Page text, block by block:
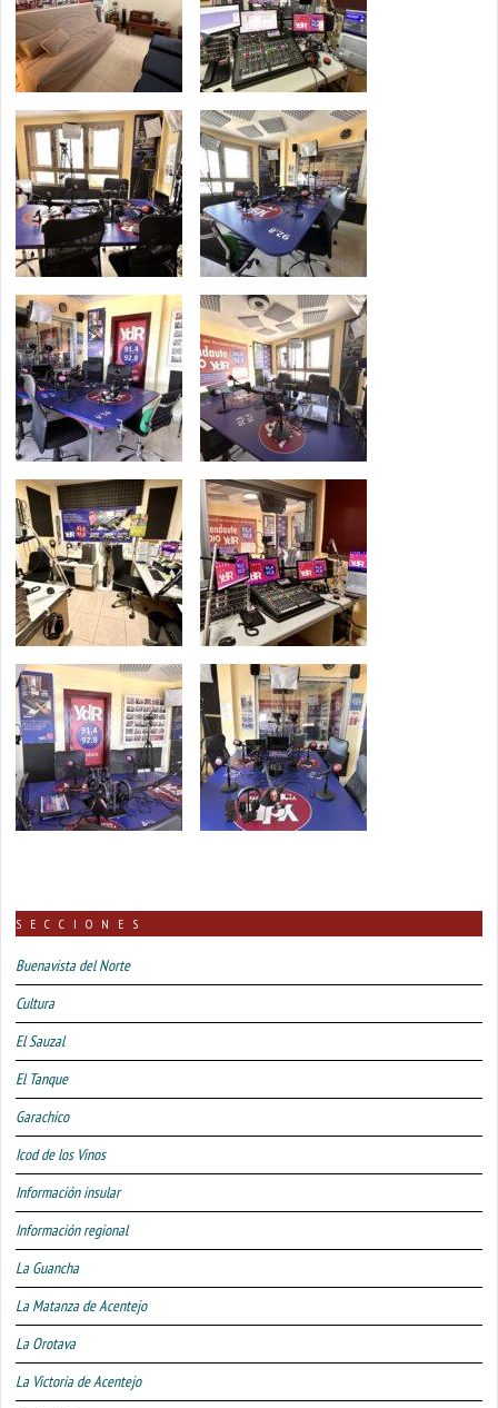
SECCIONES
Buenavista del Norte
Cultura
El Sauzal
El Tanque
Garachico
Icod de los Vinos
Información insular
Información regional
La Guancha
La Matanza de Acentejo
La Orotava
La Victoria de Acentejo